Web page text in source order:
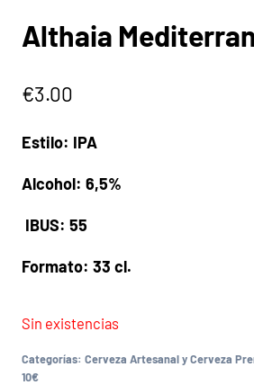
Althaia
€3.00
Estilo: IPA
Alcohol: 6,5%
IBUS: 55
Formato: 33 cl.
Sin existencias
Categorías: Cerveza Artesanal y Cerveza
10€